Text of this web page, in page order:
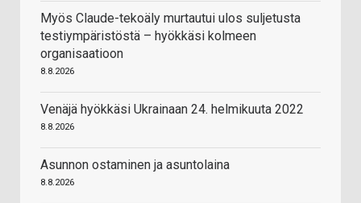
Myös Claude-tekoäly murtautui ulos suljetusta
testiympäristöstä – hyökkäsi kolmeen
organisaatioon
8.8.2026
Venäjä hyökkäsi Ukrainaan 24. helmikuuta 2022
8.8.2026
Asunnon ostaminen ja asuntolaina
8.8.2026